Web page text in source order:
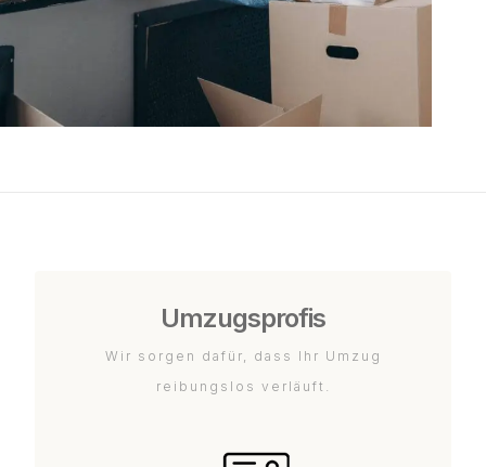
Umzugsprofis
Wir sorgen dafür, dass Ihr Umzug
reibungslos verläuft.